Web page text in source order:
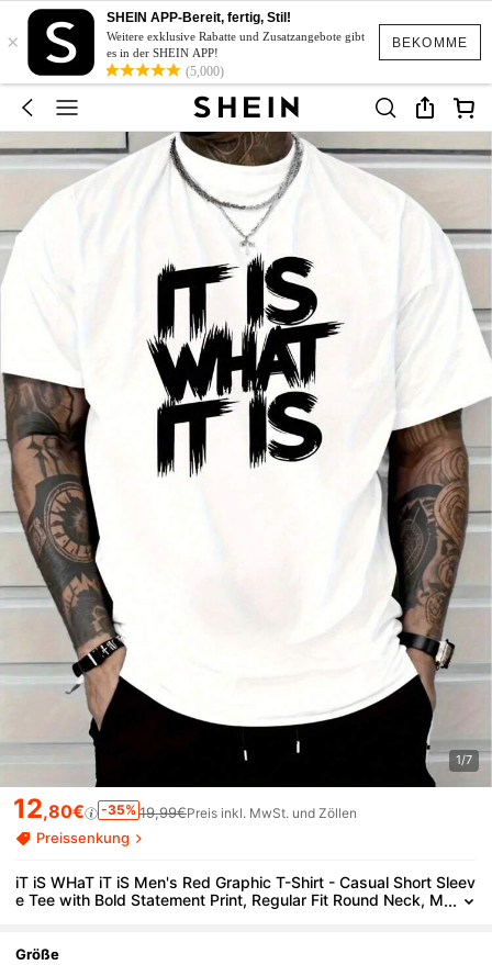
BEKOMME
×
SHEIN APP-Bereit, fertig, Stil!
Weitere exklusive Rabatte und Zusatzangebote gibt
es in der SHEIN APP!
(5,000)
1/7
12,80€ -35% 19,99€Preis inkl. MwSt. und Zöllen
Preissenkung
iT iS WHaT iT iS Men's Red Graphic T-Shirt - Casual Short Sleev
e Tee with Bold Statement Print, Regular Fit Round Neck, M
Größe